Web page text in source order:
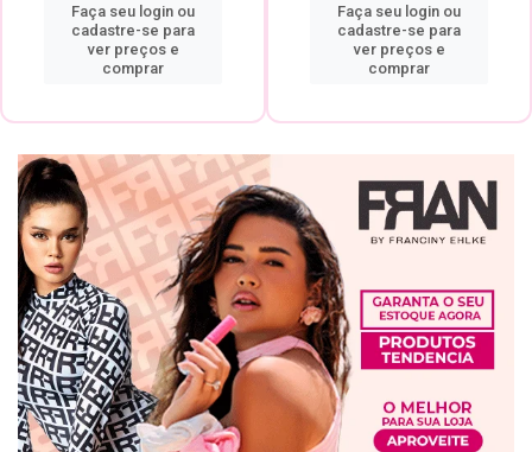
Faça seu login ou
cadastre-se para
ver preços e
comprar
Faça seu login ou
cadastre-se para
ver preços e
comprar